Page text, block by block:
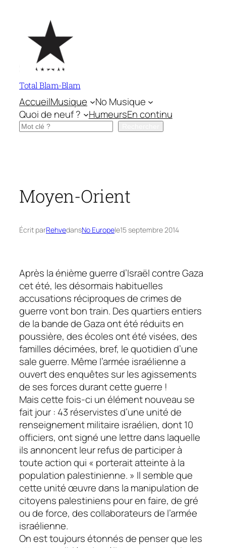
contenu
Total Blam-Blam
AccueilMusique
No Musique
Quoi de neuf ?
HumeursEn continu
Rechercher
Moyen-Orient
Écrit parRehvedansNo Europele15 septembre 2014
Après la énième guerre d’Israël contre Gaza
cet été, les désormais habituelles
accusations réciproques de crimes de
guerre vont bon train. Des quartiers entiers
de la bande de Gaza ont été réduits en
poussière, des écoles ont été visées, des
familles décimées, bref, le quotidien d’une
sale guerre. Même l’armée israélienne a
ouvert des enquêtes sur les agissements
de ses forces durant cette guerre !
Mais cette fois-ci un élément nouveau se
fait jour : 43 réservistes d’une unité de
renseignement militaire israélien, dont 10
officiers, ont signé une lettre dans laquelle
ils annoncent leur refus de participer à
toute action qui « porterait atteinte à la
population palestinienne. » Il semble que
cette unité œuvre dans la manipulation de
citoyens palestiniens pour en faire, de gré
ou de force, des collaborateurs de l’armée
israélienne.
On est toujours étonnés de penser que les